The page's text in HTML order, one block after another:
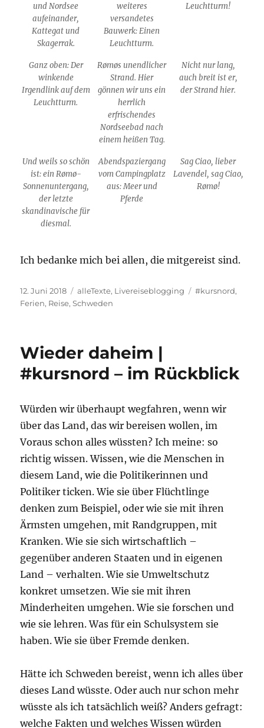
und Nordsee
aufeinander,
Kattegat und
Skagerrak.
weiteres
versandetes
Bauwerk: Einen
Leuchtturm.
Leuchtturm!
Ganz oben: Der
winkende
Irgendlink auf dem
Leuchtturm.
Rømøs unendlicher
Strand. Hier
gönnen wir uns ein
herrlich
erfrischendes
Nordseebad nach
einem heißen Tag.
Nicht nur lang,
auch breit ist er,
der Strand hier.
Und weils so schön
ist: ein Rømø-
Sonnenuntergang,
der letzte
skandinavische für
diesmal.
Abendspaziergang
vom Campingplatz
aus: Meer und
Pferde
Sag Ciao, lieber
Lavendel, sag Ciao,
Rømø!
Ich bedanke mich bei allen, die mitgereist sind.
Veröffentlicht
am
12. Juni 2018 Kategorien
alleTexte, Livereiseblogging Schlagwörter
#kursnord,
Ferien, Reise,Schweden
Wieder daheim |
#kursnord – im Rückblick
Würden wir überhaupt wegfahren, wenn wir
über das Land, das wir bereisen wollen, im
Voraus schon alles wüssten? Ich meine: so
richtig wissen. Wissen, wie die Menschen in
diesem Land, wie die Politikerinnen und
Politiker ticken. Wie sie über Flüchtlinge
denken zum Beispiel, oder wie sie mit ihren
Ärmsten umgehen, mit Randgruppen, mit
Kranken. Wie sie sich wirtschaftlich –
gegenüber anderen Staaten und in eigenen
Land – verhalten. Wie sie Umweltschutz
konkret umsetzen. Wie sie mit ihren
Minderheiten umgehen. Wie sie forschen und
wie sie lehren. Was für ein Schulsystem sie
haben. Wie sie über Fremde denken.
Hätte ich Schweden bereist, wenn ich alles über
dieses Land wüsste. Oder auch nur schon mehr
wüsste als ich tatsächlich weiß? Anders gefragt:
welche Fakten und welches Wissen würden